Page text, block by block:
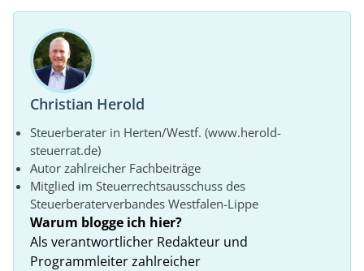
Christian Herold
Steuerberater in Herten/Westf. (www.herold-
steuerrat.de)
Autor zahlreicher Fachbeiträge
Mitglied im Steuerrechtsausschuss des
Steuerberaterverbandes Westfalen-Lippe
Warum blogge ich hier?
Als verantwortlicher Redakteur und
Programmleiter zahlreicher